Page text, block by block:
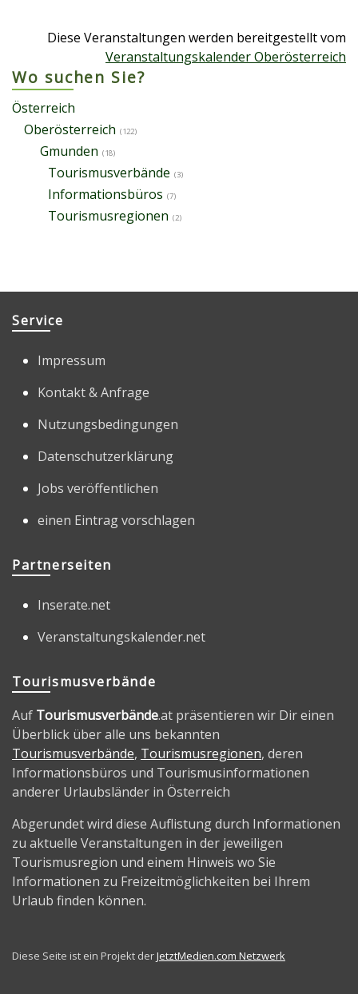
Diese Veranstaltungen werden bereitgestellt vom
Veranstaltungskalender Oberösterreich
Wo suchen Sie?
Österreich
Oberösterreich (122)
Gmunden (18)
Tourismusverbände (3)
Informationsbüros (7)
Tourismusregionen (2)
Service
Impressum
Kontakt & Anfrage
Nutzungsbedingungen
Datenschutzerklärung
Jobs veröffentlichen
einen Eintrag vorschlagen
Partnerseiten
Inserate.net
Veranstaltungskalender.net
Tourismusverbände
Auf Tourismusverbände.at präsentieren wir Dir einen
Überblick über alle uns bekannten
Tourismusverbände, Tourismusregionen, deren
Informationsbüros und Tourismusinformationen
anderer Urlaubsländer in Österreich
Abgerundet wird diese Auflistung durch Informationen
zu aktuelle Veranstaltungen in der jeweiligen
Tourismusregion und einem Hinweis wo Sie
Informationen zu Freizeitmöglichkeiten bei Ihrem
Urlaub finden können.
Diese Seite ist ein Projekt derJetztMedien.com Netzwerk